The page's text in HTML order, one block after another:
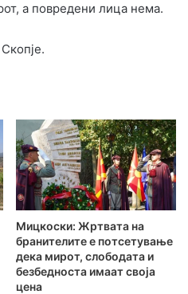
а повредени лица нема.
Мицкоски: Жртвата на
бранителите e потсетување
дека мирот, слободата и
безбедноста имаат своја
цена